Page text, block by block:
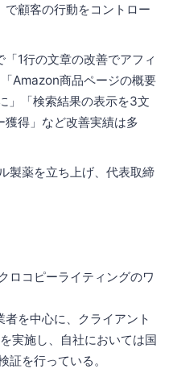
で顧客の行動をコントロー
1行の文章の改善でアフィ
Amazon商品ページの概要
」「検索結果の表示を3文
得」など改善実績は多
製薬を立ち上げ、代表取締
ロコピーライティングのワ
を中心に、クライアント
実施し、自社においては国
を行っている。